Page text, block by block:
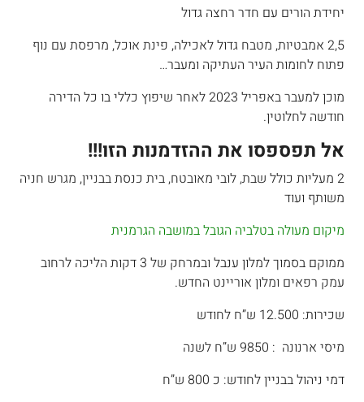
יחידת הורים עם חדר רחצה גדול
2,5 אמבטיות, מטבח גדול לאכילה, פינת אוכל, מרפסת עם נוף
פתוח לחומות העיר העתיקה ומעבר…
מוכן למעבר באפריל 2023 לאחר שיפוץ כללי בו כל הדירה
חודשה לחלוטין.
אל תפספסו את ההזדמנות הזו!!!
2 מעליות כולל שבת, לובי מאובטח, בית כנסת בבניין, מגרש חניה
משותף ועוד
מיקום מעולה בטלביה הגובל במושבה הגרמנית
ממוקם בסמוך למלון ענבל ובמרחק של 3 דקות הליכה לרחוב
עמק רפאים ומלון אוריינט החדש.
שכירות: 12.500 ש”ח לחודש
מיסי ארנונה : 9850 ש”ח לשנה
דמי ניהול בבניין לחודש: כ 800 ש”ח